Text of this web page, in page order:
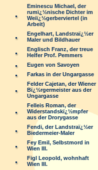
Eminescu Michael, der
rumï¿½nische Dichter im
Weiï¿½gerberviertel (in
Arbeit)
Engelhart, Landstraï¿½er
Maler und Bildhauer
Englisch Franz, der treue
Helfer Prof. Pemmers
Eugen von Savoyen
Farkas in der Ungargasse
Felder Cajetan, der Wiener
Bï¿½rgermeister aus der
Ungargasse
Felleis Roman, der
Widerstandskï¿½mpfer
aus der Drorygasse
Fendi, der Landstraï¿½er
Biedermeier-Maler
Fey Emil, Selbstmord in
Wien III.
Figl Leopold, wohnhaft
Wien III.